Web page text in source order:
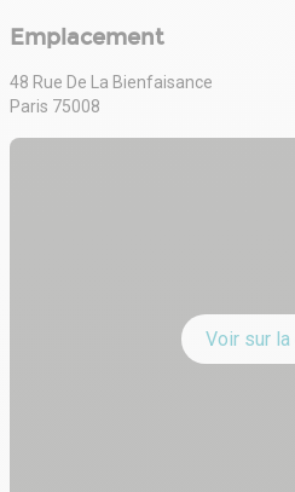
- Loft sous verrière
- Open space
- Type : local affectation commerciale
- Espace de travail en open space,
professions à la recherche de
Emplacement
48 Rue De La Bienfaisance
Paris 75008
Voir sur la